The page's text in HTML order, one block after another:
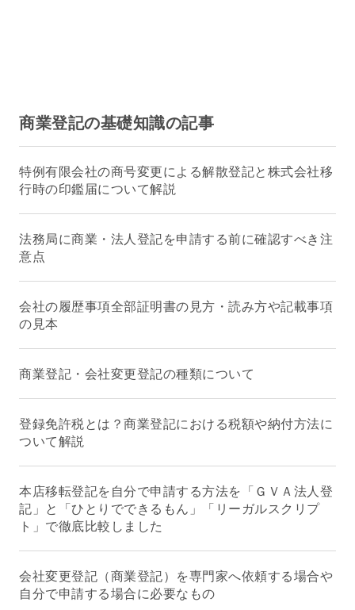
商業登記の基礎知識の記事
特例有限会社の商号変更による解散登記と株式会社移
行時の印鑑届について解説
法務局に商業・法人登記を申請する前に確認すべき注
意点
会社の履歴事項全部証明書の見方・読み方や記載事項
の見本
商業登記・会社変更登記の種類について
登録免許税とは？商業登記における税額や納付方法に
ついて解説
本店移転登記を自分で申請する方法を「ＧＶＡ法人登
記」と「ひとりでできるもん」「リーガルスクリプ
ト」で徹底比較しました
会社変更登記（商業登記）を専門家へ依頼する場合や
自分で申請する場合に必要なもの